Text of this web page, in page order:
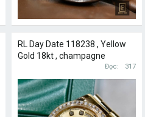
RL Day Date 118238 , Yellow
Gold 18kt , champagne
Đọc 317